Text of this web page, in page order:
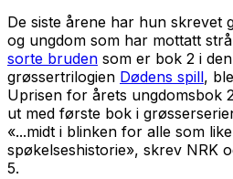
De siste årene har hun skrevet
og ungdom som har mottatt
sorte bruden som er bok 2 i
grøssertrilogien Dødens spill,
Uprisen for årets ungdomsbok
ut med første bok i
«...midt i blinken for alle som
spøkelseshistorie», skrev NRK
5.